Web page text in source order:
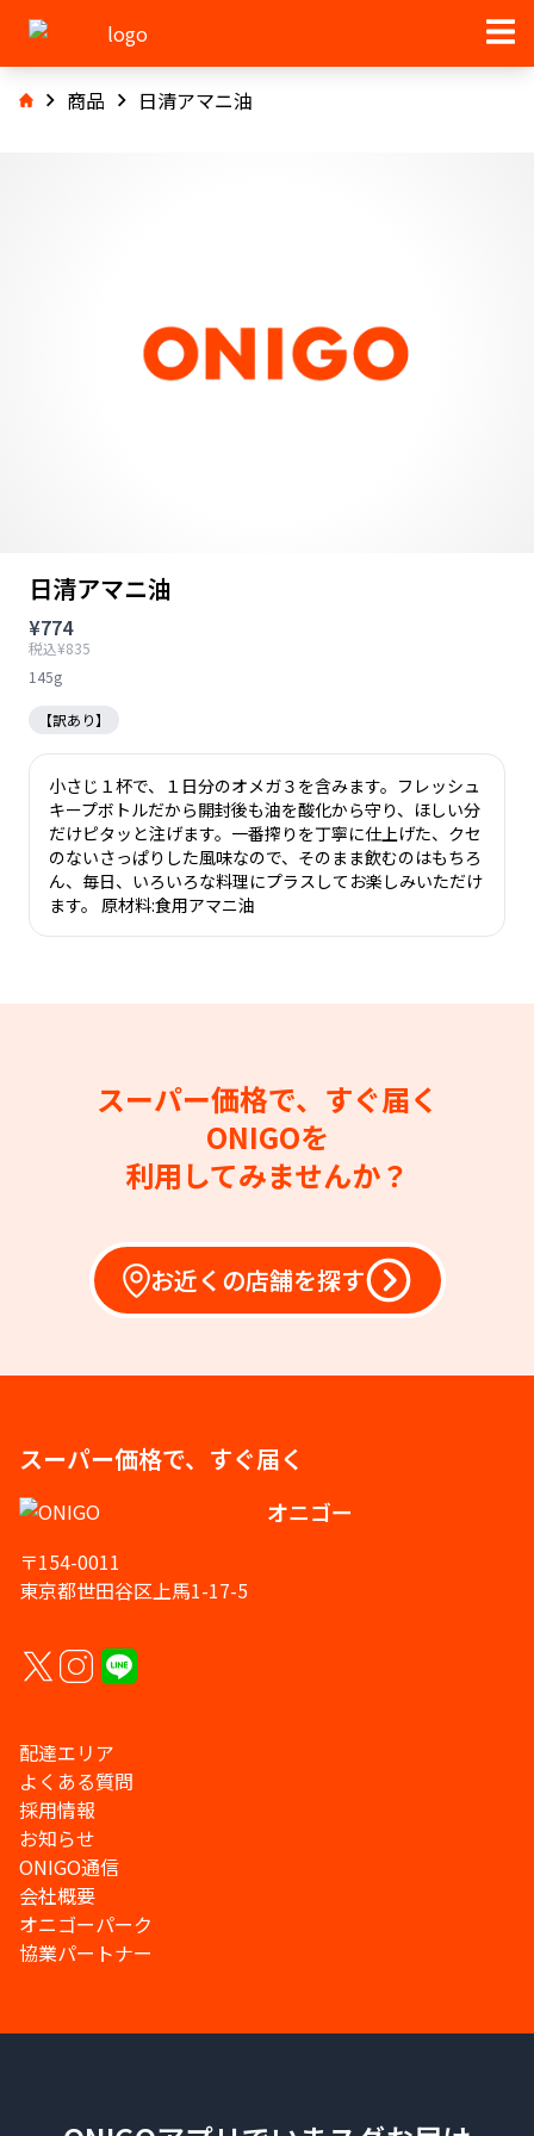
商品 日清アマニ油
日清アマニ油
¥774
税込¥835
145g
【訳あり】
小さじ１杯で、１日分のオメガ３を含みます。フレッシュ
キープボトルだから開封後も油を酸化から守り、ほしい分
だけピタッと注げます。一番搾りを丁寧に仕上げた、クセ
のないさっぱりした風味なので、そのまま飲むのはもちろ
ん、毎日、いろいろな料理にプラスしてお楽しみいただけ
ます。 原材料:食用アマニ油
スーパー価格で、すぐ届く
ONIGOを
利用してみませんか？
お近くの店舗を探す
スーパー価格で、すぐ届く
オニゴー
〒154-0011
東京都世田谷区上馬1-17-5
配達エリア
よくある質問
採用情報
お知らせ
ONIGO通信
会社概要
オニゴーパーク
協業パートナー